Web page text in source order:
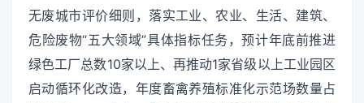
无废城市评价细则，落实工业、农业、生活、建筑、
危险废物“五大领域”具体指标任务，预计年底前推进
绿色工厂总数10家以上、再推动1家省级以上工业园区
启动循环化改造，年度畜禽养殖标准化示范场数量占